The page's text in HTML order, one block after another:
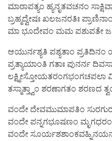
ಮಾಠಾಪತ್ಯಂ ಹ್ಯನೃತವಚನಂ
ಬ್ರಹ್ಮದ್ವೇಷಃ ಖಲಜನರತಿಃ
ಮಾ ಭೂದೇವಂ ಮಮ ಪಶುಪತೇ
ಆಯುರ್ನಶ್ಯತಿ ಪಶ್ಯತಾಂ
ಪ್ರತ್ಯಾಯಾಂತಿ ಗತಾಃ ಪುನರ್ನ
ಲಕ್ಷ್ಮೀಸ್ತೋಯತರಂಗಭಂಗಚಪಲಾ
ತಸ್ಮಾತ್ತ್ವಾಂ ಶರಣಾಗತಂ ಶರಣದ ತ್ವಂ
ವಂದೇ ದೇವಮುಮಾಪತಿಂ
ವಂದೇ ಪನ್ನಗಭೂಷಣಂ
ವಂದೇ